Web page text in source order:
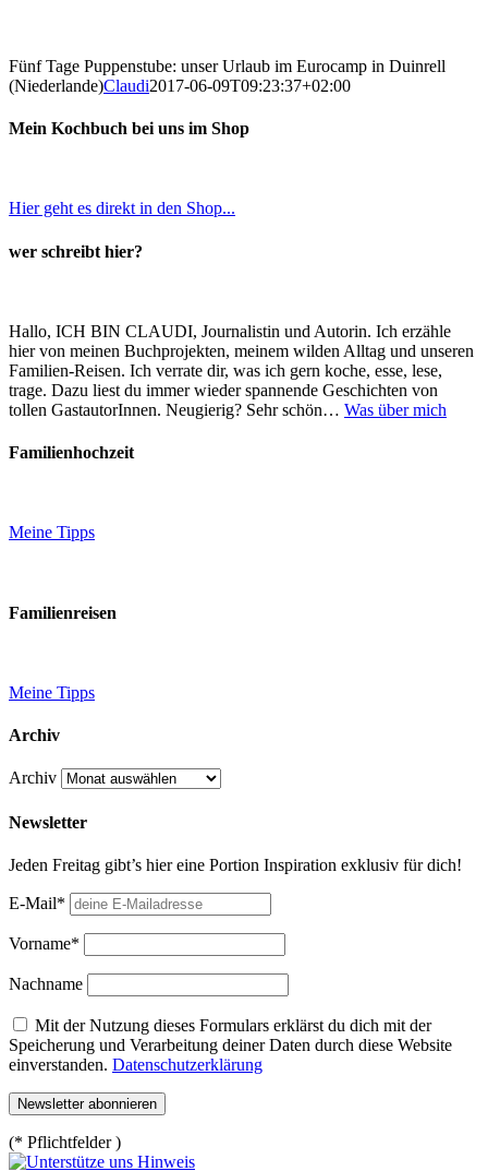
Fünf Tage Puppenstube: unser Urlaub im Eurocamp in Duinrell
(Niederlande)Claudi2017-06-09T09:23:37+02:00
Mein Kochbuch bei uns im Shop
Hier geht es direkt in den Shop...
wer schreibt hier?
Hallo, ICH BIN CLAUDI, Journalistin und Autorin. Ich erzähle
hier von meinen Buchprojekten, meinem wilden Alltag und unseren
Familien-Reisen. Ich verrate dir, was ich gern koche, esse, lese,
trage. Dazu liest du immer wieder spannende Geschichten von
tollen GastautorInnen. Neugierig? Sehr schön… Was über mich
Familienhochzeit
Meine Tipps
Familienreisen
Meine Tipps
Archiv
Archiv
Newsletter
Jeden Freitag gibt’s hier eine Portion Inspiration exklusiv für dich!
E-Mail*
Vorname*
Nachname
Mit der Nutzung dieses Formulars erklärst du dich mit der
Speicherung und Verarbeitung deiner Daten durch diese Website
einverstanden. Datenschutzerklärung
(* Pflichtfelder )